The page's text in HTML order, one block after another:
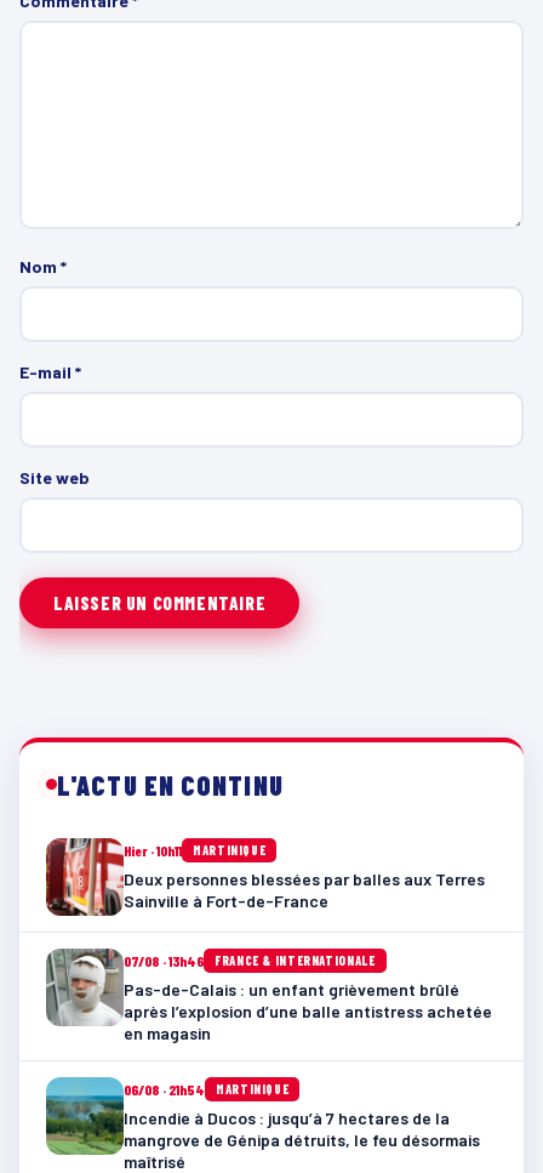
Nom *
E-mail *
Site web
L'ACTU EN CONTINU
Hier · 10h11 MARTINIQUE
Deux personnes blessées par balles aux Terres
Sainville à Fort-de-France
07/08 · 13h46 FRANCE & INTERNATIONALE
Pas-de-Calais : un enfant grièvement brûlé
après l’explosion d’une balle antistress achetée
en magasin
06/08 · 21h54 MARTINIQUE
Incendie à Ducos : jusqu’à 7 hectares de la
mangrove de Génipa détruits, le feu désormais
maîtrisé